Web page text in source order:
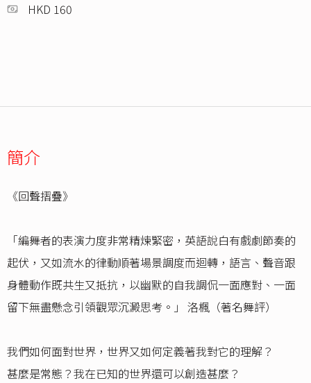
HKD 160
簡介
《回聲摺疊》
「編舞者的表演力度非常精煉緊密，英語說白有戲劇節奏的
起伏，又如流水的律動順著場景調度而迴轉，語言、聲音跟
身體動作既共生又抵抗，以幽默的自我調侃一面應對、一面
留下無盡懸念引領觀眾沉澱思考。」 洛楓（著名舞評）
我們如何面對世界，世界又如何定義著我對它的理解？
甚麼是常態？我在已知的世界還可以創造甚麼？